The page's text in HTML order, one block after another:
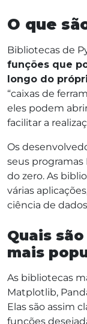
O que
Bibliotecas de
funções que
longo do
“caixas de
eles podem
facilitar a
Os
seus
do zero. As
várias
ciência de
Quais
mais
As bibliotecas
Matplotlib,
Elas são assim
funções